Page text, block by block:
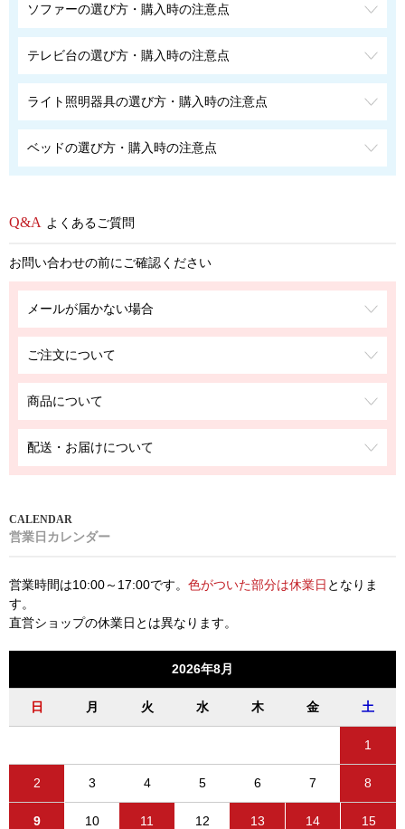
ソファーの選び方・購入時の注意点
テレビ台の選び方・購入時の注意点
ライト照明器具の選び方・購入時の注意点
ベッドの選び方・購入時の注意点
よくあるご質問
お問い合わせの前にご確認ください
メールが届かない場合
ご注文について
商品について
配送・お届けについて
営業日カレンダー
営業時間は10:00～17:00です。 色がついた部分は休業日 となりま
す。
直営ショップの休業日とは異なります。
2026年8月
日 月 火 水 木 金 土
1
2 3 4 5 6 7 8
9 10 11 12 13 14 15